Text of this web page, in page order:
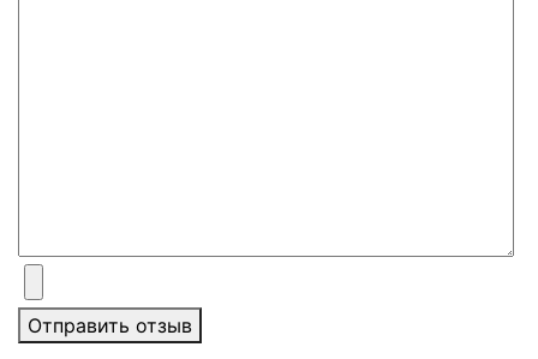
Отправить отзыв